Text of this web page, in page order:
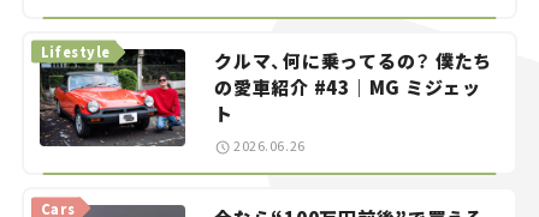
クルマ、何に乗ってるの？ 僕たち
の愛車紹介 #43｜MG ミジェッ
ト
Lifestyle
2026.06.26
Cars